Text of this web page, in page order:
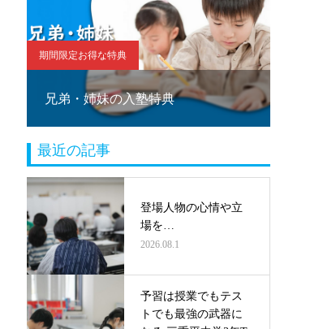
期間限定お得な特典
兄弟・姉妹の入塾特典
最近の記事
登場人物の心情や立
場を…
2026.08.1
予習は授業でもテス
トでも最強の武器に